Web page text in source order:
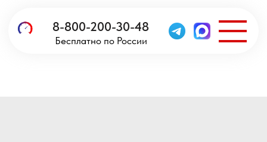
Бесплатно по России